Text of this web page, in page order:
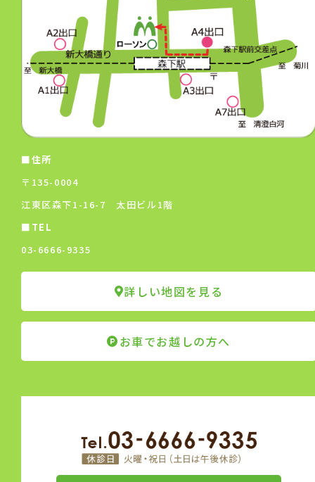
■住所
〒135-0004
江東区森下1-16-7 太田ビル1階
■TEL
03-6666-9335
詳しい地図を見る
お車でお越しの方へ